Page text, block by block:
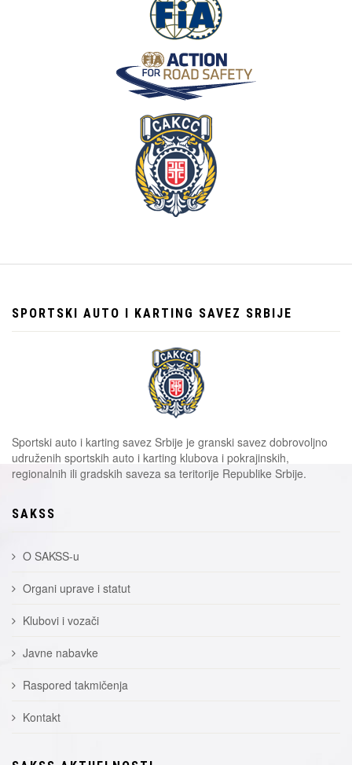
SPORTSKI AUTO I KARTING SAVEZ SRBIJE
Sportski auto i karting savez Srbije je granski savez dobrovoljno
udruženih sportskih auto i karting klubova i pokrajinskih,
regionalnih ili gradskih saveza sa teritorije Republike Srbije.
SAKSS
O SAKSS-u
Organi uprave i statut
Klubovi i vozači
Javne nabavke
Raspored takmičenja
Kontakt